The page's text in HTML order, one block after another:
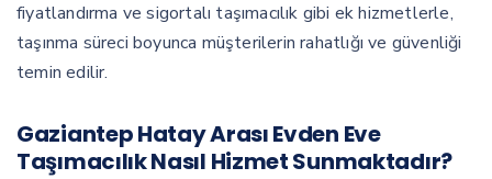
fiyatlandırma ve sigortalı taşımacılık gibi ek hizmetlerle,
taşınma süreci boyunca müşterilerin rahatlığı ve güvenliği
temin edilir.
Gaziantep Hatay Arası Evden Eve
Taşımacılık Nasıl Hizmet Sunmaktadır?